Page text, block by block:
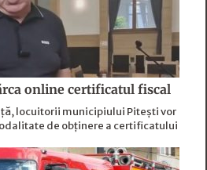
online certificatul fiscal
locuitorii municipiului Pitești vor
de obținere a certificatului